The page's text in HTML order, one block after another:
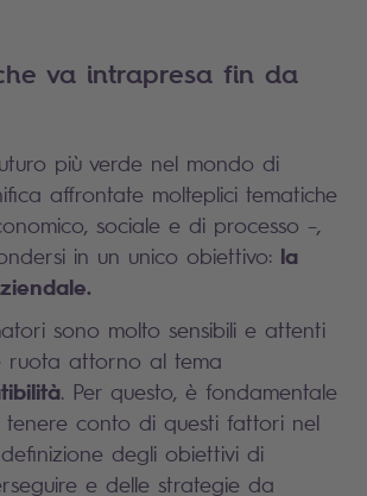
va intrapresa fin da
più verde nel mondo di
affrontate molteplici tematiche
sociale e di processo –,
in un unico obiettivo: la
sono molto sensibili e attenti
ruota attorno al tema
. Per questo, è fondamentale
conto di questi fattori nel
degli obiettivi di
e delle strategie da